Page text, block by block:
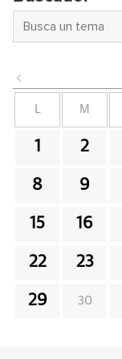
M
1 2
8 9
15 16
22 23
29 30